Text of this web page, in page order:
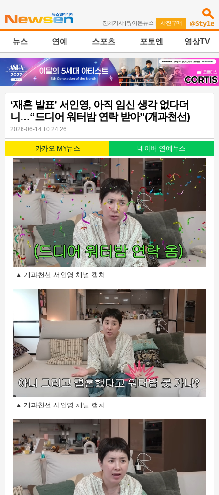
전체기사| 많이본뉴스 | 사진구매
뉴스 연예 스포츠 포토엔 영상TV
‘재혼 발표’ 서인영, 아직 임신 생각 없다더
니…“드디어 워터밤 연락 받아”(개과천선)
2026-06-14 10:24:26
카카오 MY뉴스 네이버 연예뉴스
▲ 개과천선 서인영 채널 캡처
▲ 개과천선 서인영 채널 캡처